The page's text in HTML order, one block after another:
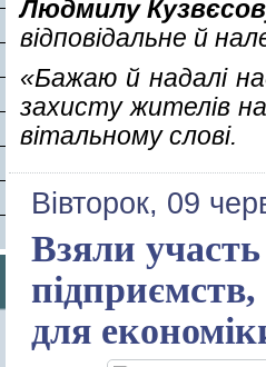
Людмилу
відповідальне й
«Бажаю й надалі
захисту жителів
вітальному слові.
Вівторок, 09
Взяли участь
для